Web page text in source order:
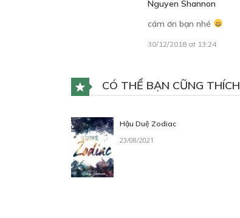
Nguyen Shannon
cám ơn bạn nhé
30/12/2018 at 13:24
CÓ THỂ BẠN CŨNG THÍCH
Hậu Duệ Zodiac
23/08/2021